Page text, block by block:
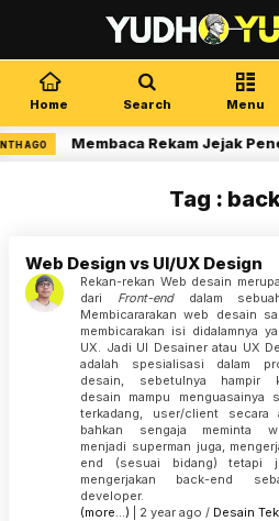
Home Search Menu
AGO Membaca Rekam Jejak
Tag :
Web Design vs UI/UX Design
Rekan-rekan Web desain
dari Front-enddalam
Membicararakan web desain
membicarakan isi didalamnya
UX. Jadi UI Desainer atau UX
adalah spesialisasi dalam
desain, sebetulnya hampir
desain mampu menguasainya
terkadang, user/client secara
bahkan sengaja meminta
menjadi superman juga,
end (sesuai bidang) tetapi
mengerjakan back-end
developer.
(more…) | 2 year ago / Desain